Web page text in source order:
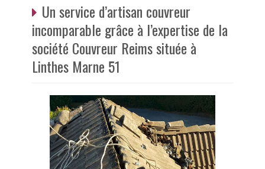
Un service d’artisan couvreur
incomparable grâce à l’expertise de la
société Couvreur Reims située à
Linthes Marne 51